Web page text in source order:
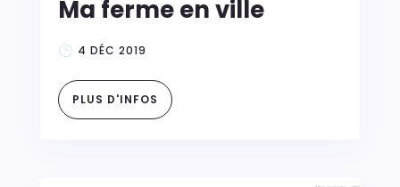
Ma ferme en ville
4 DÉC 2019
PLUS D'INFOS